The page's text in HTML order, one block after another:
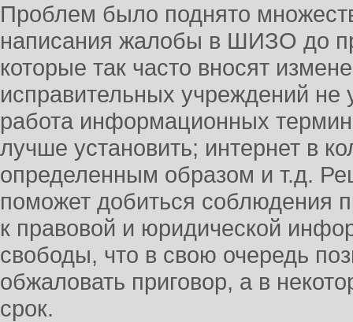
Проблем было поднято
написания жалобы в ШИЗО до
которые так часто вносят
исправительных учреждений не
работа информационных
лучше установить; интернет в
определенным образом и т.д.
поможет добиться соблюдения
к правовой и юридической
свободы, что в свою очередь
обжаловать приговор, а в
срок.